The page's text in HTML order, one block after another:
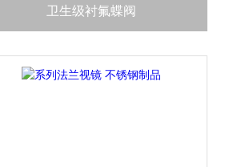
卫生级衬氟蝶阀